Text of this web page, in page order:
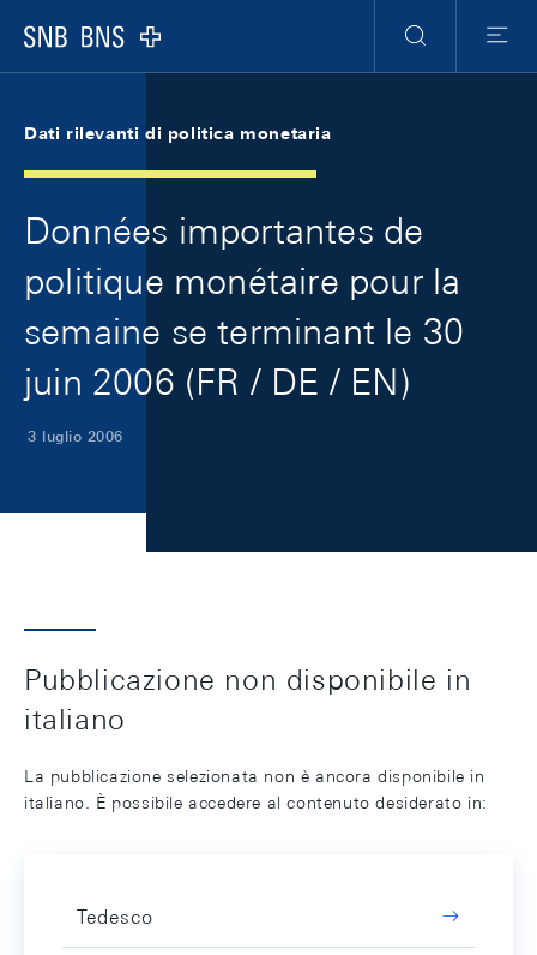
Logo
Ricerca
Menu
Dati rilevanti di politica monetaria
Données importantes de
politique monétaire pour la
semaine se terminant le 30
juin 2006 (FR / DE / EN)
3 luglio 2006
Pubblicazione non disponibile in
italiano
La pubblicazione selezionata non è ancora disponibile in
italiano. È possibile accedere al contenuto desiderato in:
Tedesco